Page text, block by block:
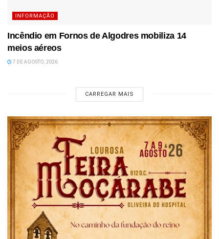
INFORMAÇÃO
Incêndio em Fornos de Algodres mobiliza 14
meios aéreos
7 DE AGOSTO, 2026
CARREGAR MAIS